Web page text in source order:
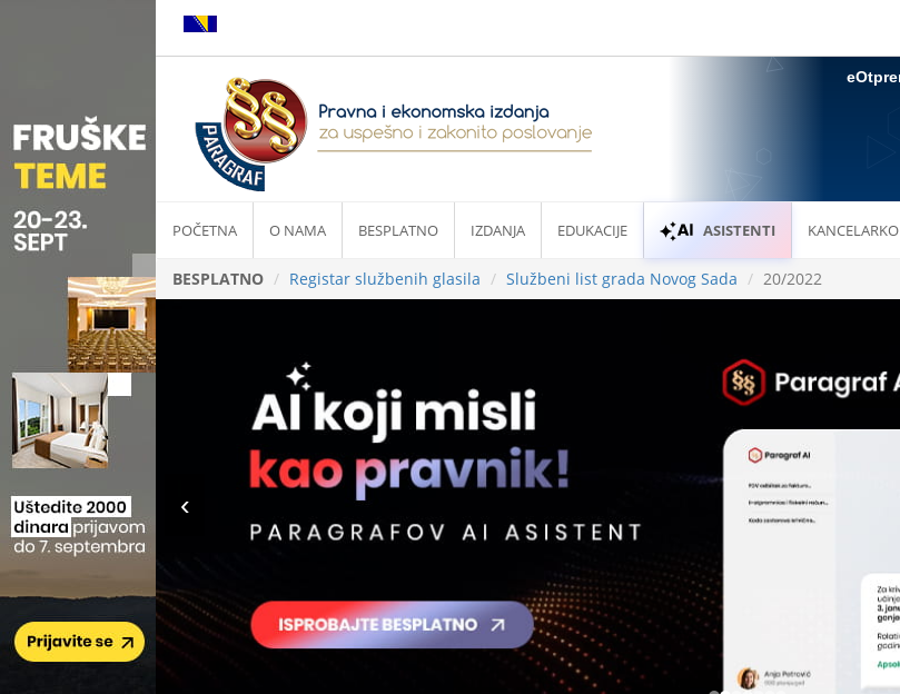
POČETNA O NAMA BESPLATNO IZDANJA EDUKACIJE ASISTENTI KANCELARKO
BESPLATNO Registar službenih glasila Službeni list grada Novog Sada 20/2022